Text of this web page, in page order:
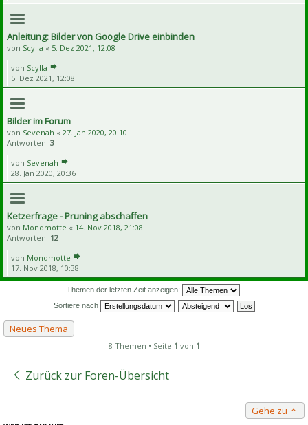
Anleitung: Bilder von Google Drive einbinden
von Scylla « 5. Dez 2021, 12:08
von Scylla
5. Dez 2021, 12:08
Bilder im Forum
von Sevenah « 27. Jan 2020, 20:10
Antworten: 3
von Sevenah
28. Jan 2020, 20:36
Ketzerfrage - Pruning abschaffen
von Mondmotte « 14. Nov 2018, 21:08
Antworten: 12
von Mondmotte
17. Nov 2018, 10:38
Themen der letzten Zeit anzeigen:
Sortiere nach
Neues Thema
8 Themen • Seite 1 von 1
Zurück zur Foren-Übersicht
Gehe zu